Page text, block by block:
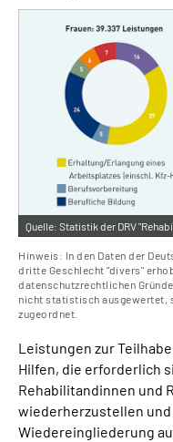
Quelle: Statistik der DRV
Hinweis: In den Daten der
dritte Geschlecht "divers"
datenschutzrechtlichen
nicht statistisch ausgewertet,
zugeordnet.
Leistungen zur
Hilfen, die erforderlich
Rehabilitandinnen und
wiederherzustellen
Wiedereingliederung